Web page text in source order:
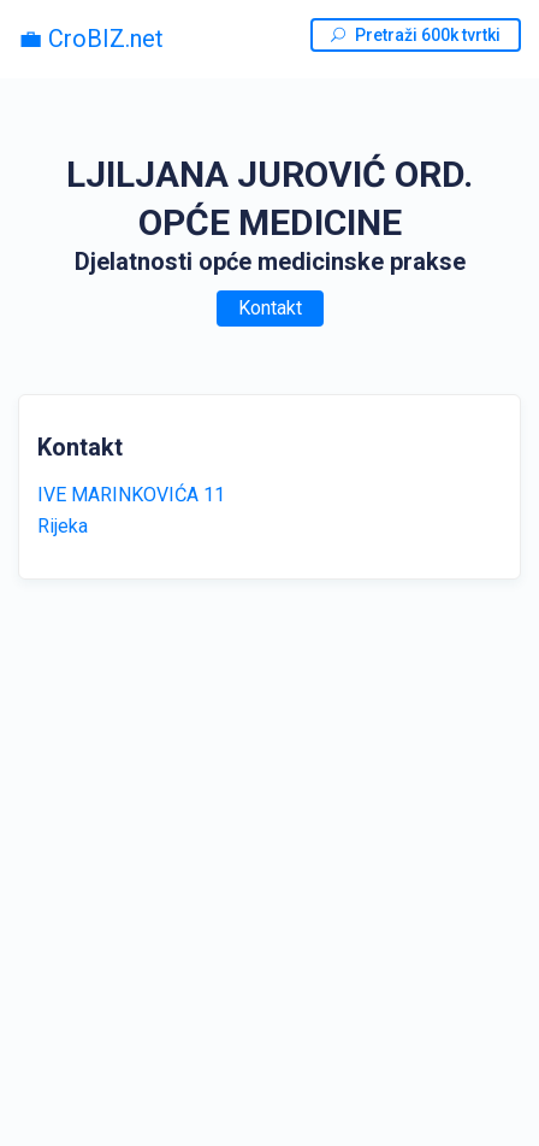
💼 CroBIZ.net Pretraži 600k tvrtki
LJILJANA JUROVIĆ ORD.
OPĆE MEDICINE
Djelatnosti opće medicinske prakse
Kontakt
Kontakt
IVE MARINKOVIĆA 11
Rijeka